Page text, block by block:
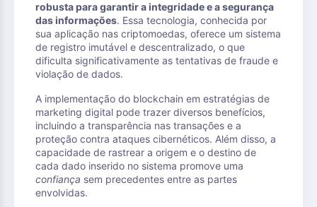
robusta para garantir a integridade e a segurança
das informações. Essa tecnologia, conhecida por
sua aplicação nas criptomoedas, oferece um sistema
de registro imutável e descentralizado, o que
dificulta significativamente as tentativas de fraude e
violação de dados.
A implementação do blockchain em estratégias de
marketing digital pode trazer diversos benefícios,
incluindo a transparência nas transações e a
proteção contra ataques cibernéticos. Além disso, a
capacidade de rastrear a origem e o destino de
cada dado inserido no sistema promove uma
confiança sem precedentes entre as partes
envolvidas.